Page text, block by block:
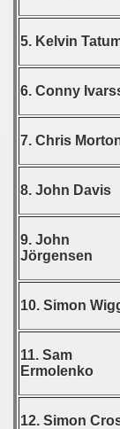
5. Kelvin
6. Conny
7. Chris
8. John Davis
9. John
Jörgensen
10. Simon
11. Sam
Ermolenko
12. Simon
Round
of USSR